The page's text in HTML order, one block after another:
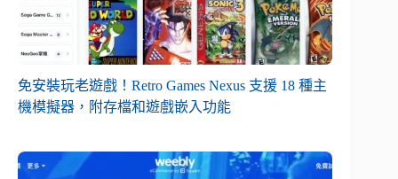
免安裝玩老遊戲！Retro Games Nexus 支援 18 種主
機模擬器，附存檔和遊戲嵌入功能